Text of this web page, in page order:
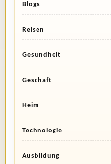
Blogs
Reisen
Gesundheit
Geschaft
Heim
Technologie
Ausbildung